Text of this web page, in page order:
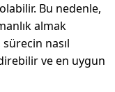
Bu nedenle,
almak
nasıl
ve en uygun